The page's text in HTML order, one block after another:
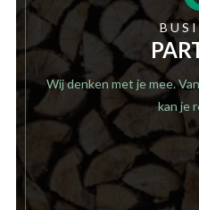
Wij denken met je mee.
kan je